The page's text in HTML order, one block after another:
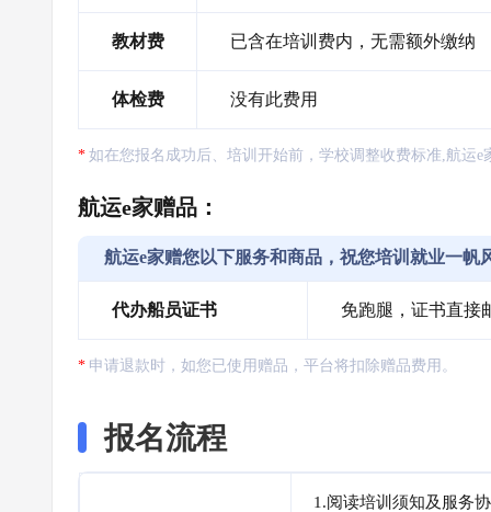
教材费 已含在培训费内，无需额外缴纳
体检费 没有此费用
如在您报名成功后、培训开始前，学校调整收费标准,航运
航运e家赠品：
航运e家赠您以下服务和商品，祝您培训就业一帆
代办船员证书 免跑腿，证书直接
申请退款时，如您已使用赠品，平台将扣除赠品费用。
报名流程
1.阅读培训须知及服务